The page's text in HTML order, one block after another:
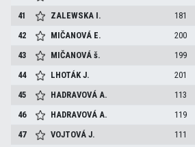
41
ZALEWSKA I. 181
42
MIČANOVÁ E. 200
43
MIČANOVÁš. 199
44
LHOTÁKJ. 201
45
HADRAVOVÁA. 113
46
HADRAVOVÁA. 119
47
VOJTOVÁJ. 111